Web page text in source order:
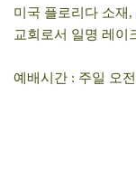
미국 플로리다 소재,
교회로서 일명 레이
예배시간 : 주일 오